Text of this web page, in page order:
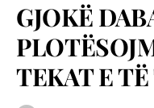
GJOKË
TEKAT E